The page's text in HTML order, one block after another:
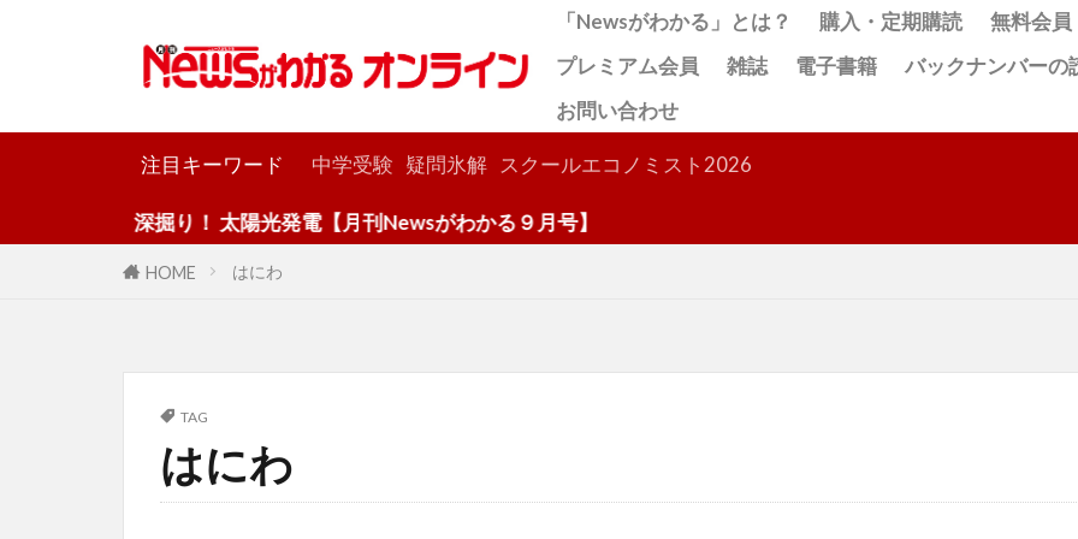
「Newsがわかる」とは？ 購入・定期購読
無料会員
プレミアム会員
雑誌 電子書籍
バックナンバーの
お問い合わせ
注目キーワード 中学受験 疑問氷解 スクールエコノミスト2026
深掘り！ 太陽光発電【月刊Newsがわかる９月号】
HOME はにわ
TAG
はにわ
検索